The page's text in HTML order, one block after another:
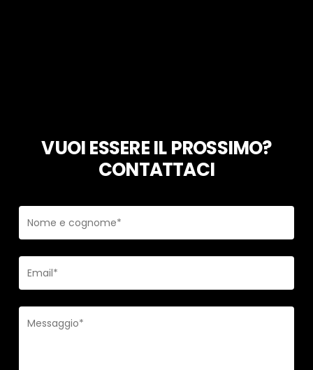
VUOI ESSERE IL PROSSIMO?
CONTATTACI